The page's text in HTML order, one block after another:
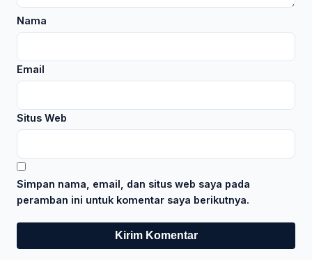
Nama
Email
Situs Web
Simpan nama, email, dan situs web saya pada
peramban ini untuk komentar saya berikutnya.